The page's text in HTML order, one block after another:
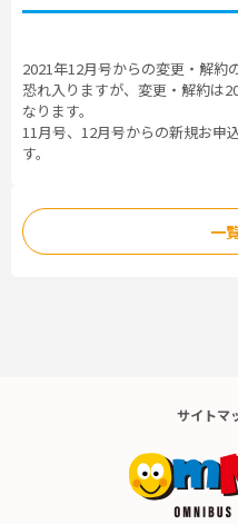
2021年12月号からの変更・解約
恐れ入りますが、変更・解約は
なります。
11月号、12月号からの新規お申
す。
一
サイトマ